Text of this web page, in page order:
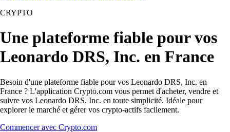
CRYPTO
Une plateforme fiable pour vos
Leonardo DRS, Inc. en France
Besoin d'une plateforme fiable pour vos Leonardo DRS, Inc. en
France ? L'application Crypto.com vous permet d'acheter, vendre et
suivre vos Leonardo DRS, Inc. en toute simplicité. Idéale pour
explorer le marché et gérer vos crypto-actifs facilement.
Commencer avec Crypto.com